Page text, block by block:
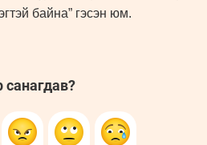
байна” гэсэн юм.